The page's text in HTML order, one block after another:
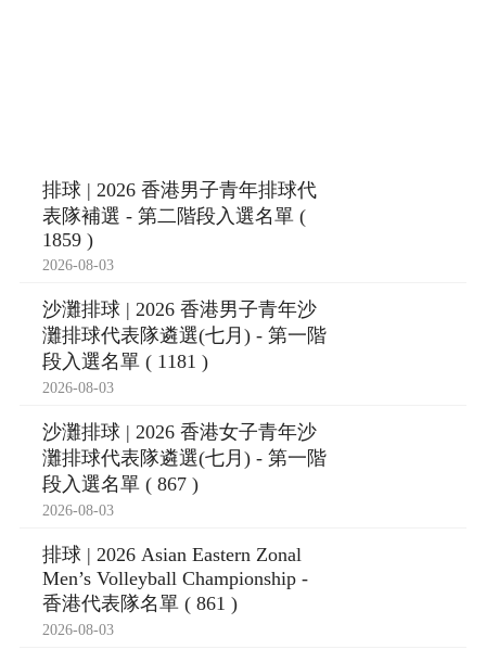
排球 | 2026 香港男子青年排球代
表隊補選 - 第二階段入選名單 (
1859 )
2026-08-03
沙灘排球 | 2026 香港男子青年沙
灘排球代表隊遴選(七月) - 第一階
段入選名單 ( 1181 )
2026-08-03
沙灘排球 | 2026 香港女子青年沙
灘排球代表隊遴選(七月) - 第一階
段入選名單 ( 867 )
2026-08-03
排球 | 2026 Asian Eastern Zonal
Men’s Volleyball Championship -
香港代表隊名單 ( 861 )
2026-08-03